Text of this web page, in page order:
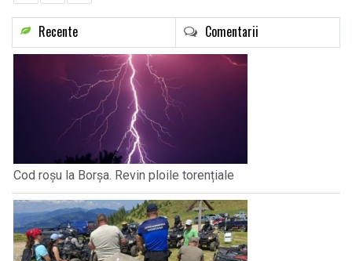
Recente Comentarii
Cod roșu la Borșa. Revin ploile torențiale